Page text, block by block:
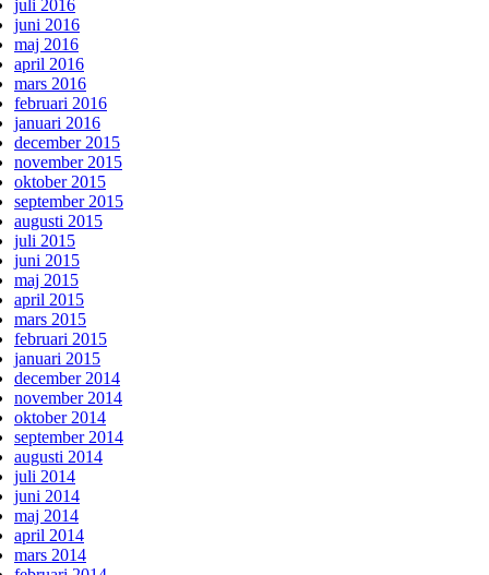
juli 2016
juni 2016
maj 2016
april 2016
mars 2016
februari 2016
januari 2016
december 2015
november 2015
oktober 2015
september 2015
augusti 2015
juli 2015
juni 2015
maj 2015
april 2015
mars 2015
februari 2015
januari 2015
december 2014
november 2014
oktober 2014
september 2014
augusti 2014
juli 2014
juni 2014
maj 2014
april 2014
mars 2014